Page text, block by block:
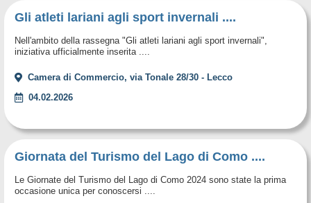
Gli atleti lariani agli sport invernali ....
Nell'ambito della rassegna "Gli atleti lariani agli sport invernali",
iniziativa ufficialmente inserita ....
Camera di Commercio, via Tonale 28/30 - Lecco
04.02.2026
Giornata del Turismo del Lago di Como ....
Le Giornate del Turismo del Lago di Como 2024 sono state la prima
occasione unica per conoscersi ....